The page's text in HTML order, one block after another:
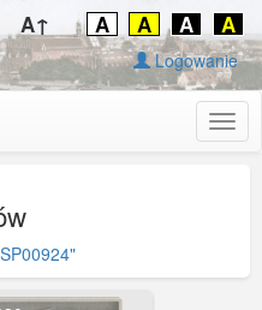
A↑ A A A A
Logowanie